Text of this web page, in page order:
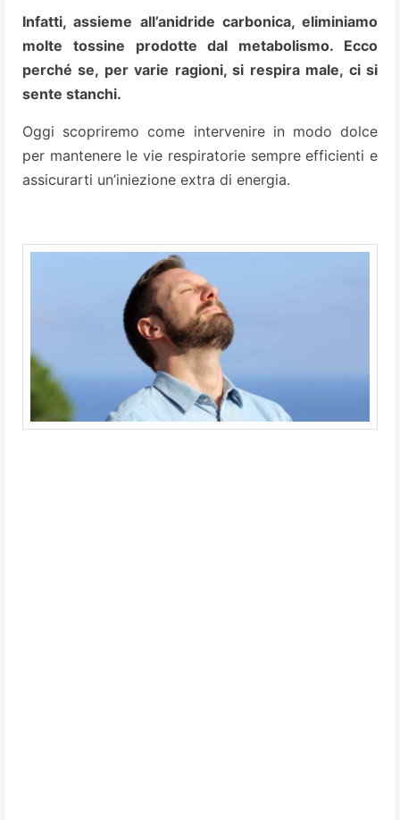
Infatti, assieme all’anidride carbonica, eliminiamo
molte tossine prodotte dal metabolismo. Ecco
perché se, per varie ragioni, si respira male, ci si
sente stanchi.
Oggi scopriremo come intervenire in modo dolce
per mantenere le vie respiratorie sempre efficienti e
assicurarti un’iniezione extra di energia.